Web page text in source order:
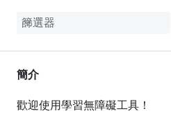
簡介
歡迎使用學習無障礙工具！